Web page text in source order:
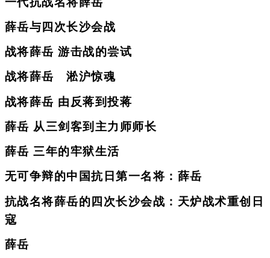
薛岳与四次长沙会战
战将薛岳 游击战的尝试
战将薛岳 淞沪惊魂
战将薛岳 由反蒋到投蒋
薛岳 从三剑客到主力师师长
薛岳 三年的牢狱生活
无可争辩的中国抗日第一名将：薛岳
抗战名将薛岳的四次长沙会战：天炉战术重创日
寇
薛岳